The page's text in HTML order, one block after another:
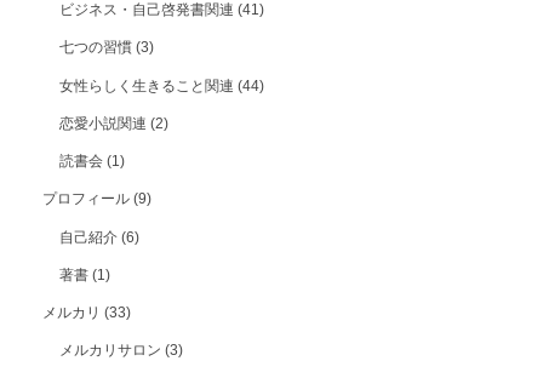
ビジネス・自己啓発書関連(41)
七つの習慣(3)
女性らしく生きること関連(44)
恋愛小説関連(2)
読書会(1)
プロフィール(9)
自己紹介(6)
著書(1)
メルカリ(33)
メルカリサロン(3)